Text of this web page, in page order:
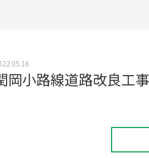
岡小路線道路改良工